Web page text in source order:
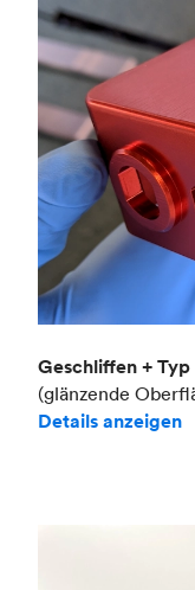
Geschliffen +
(glänzende
Details anzeigen